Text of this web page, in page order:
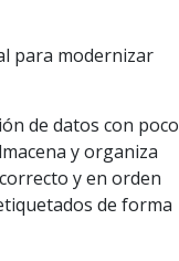
para modernizar
de datos con poco
y organiza
y en orden
de forma